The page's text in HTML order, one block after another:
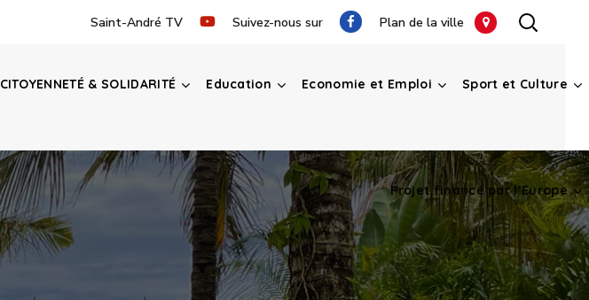
Saint-André TV Suivez-nous sur Plan de la ville
CITOYENNETÉ & SOLIDARITÉ Education Economie et Emploi Sport et Culture
Projet financé par l’Europe